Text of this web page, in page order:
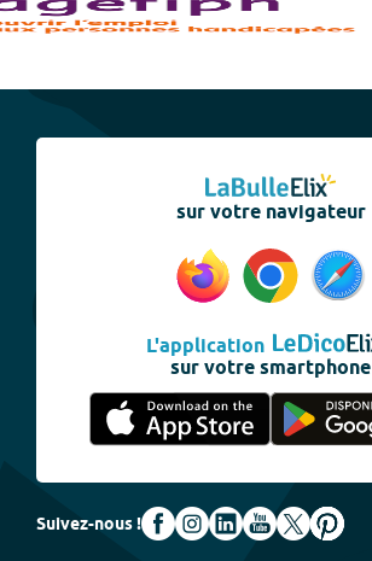
sur votre navigateur
L'application
sur votre smartphone
Suivez-nous !